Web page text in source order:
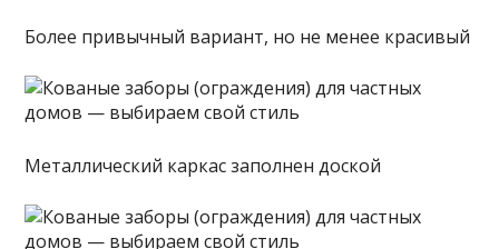
Более привычный вариант, но не менее красивый
Металлический каркас заполнен доской